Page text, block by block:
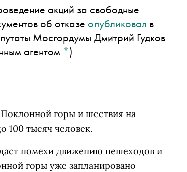
акций за свободные
об отказе опубликовал в
Мосгордумы Дмитрий Гудков
агентом *)
горы и шествия на
100 тысяч человек.
помехи движению пешеходов и
горы уже запланировано